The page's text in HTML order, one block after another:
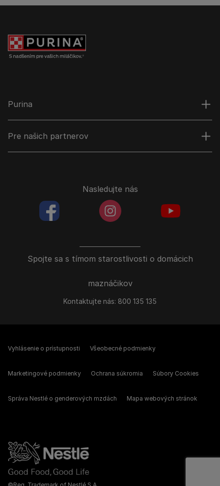
Purina
Pre našich partnerov
Spojte sa s tímom starostlivosti o domácich
maznáčikov
Kontaktujte nás: 800 135 135
Nasledujte nás
facebookColoredinstagramColored
Vyhlásenie o prístupnosti Všeobecné podmienky
Marketingové podmienky Ochrana súkromia Súbory Cookies
Správa Nestlé o genderových mzdách Mapa webových stránok